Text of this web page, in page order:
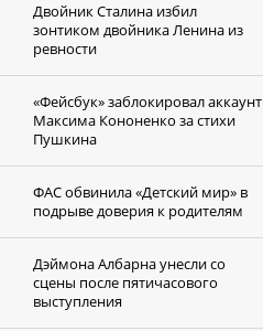
Двойник Сталина избил
зонтиком двойника Ленина из
ревности
«Фейсбук» заблокировал аккаунт
Максима Кононенко за стихи
Пушкина
ФАС обвинила «Детский мир» в
подрыве доверия к родителям
Дэймона Албарна унесли со
сцены после пятичасового
выступления